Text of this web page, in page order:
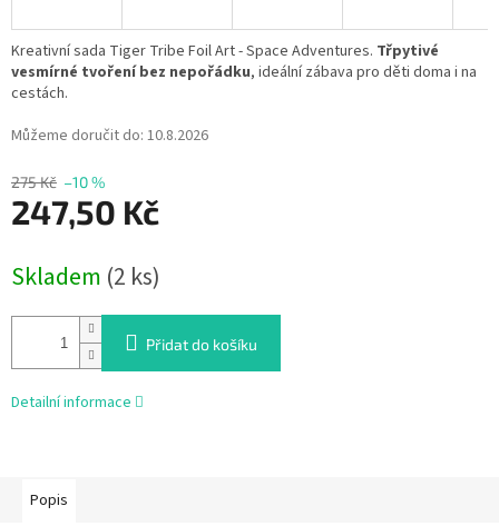
275 Kč –10 %
247,50 Kč
cena:
Skladem (2 ks)
Můžeme doručit do: 10.8.2026
Přidat do košíku
Kreativní sada Tiger Tribe Foil Art - Space Adventures. Třpytivé
vesmírné tvoření bez nepořádku, ideální zábava pro děti doma i na
cestách.
Detailní informace
Popis